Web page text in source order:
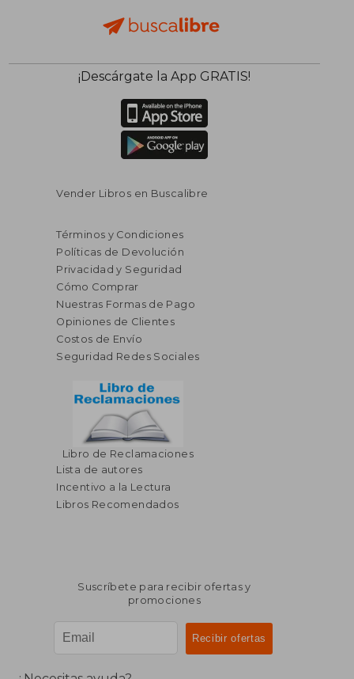
¡Descárgate la App GRATIS!
Vender Libros en Buscalibre
Términos y Condiciones
Políticas de Devolución
Privacidad y Seguridad
Cómo Comprar
Nuestras Formas de Pago
Opiniones de Clientes
Costos de Envío
Seguridad Redes Sociales
Libro de Reclamaciones
Lista de autores
Incentivo a la Lectura
Libros Recomendados
Suscríbete para recibir ofertas y
promociones